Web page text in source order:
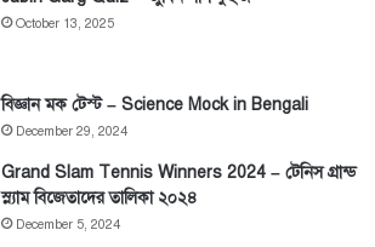
October 13, 2025
বিজ্ঞান মক টেস্ট – Science Mock in Bengali
December 29, 2024
Grand Slam Tennis Winners 2024 – টেনিস গ্রান্ড
স্ল্যাম বিজেতাদের তালিকা ২০২৪
December 5, 2024